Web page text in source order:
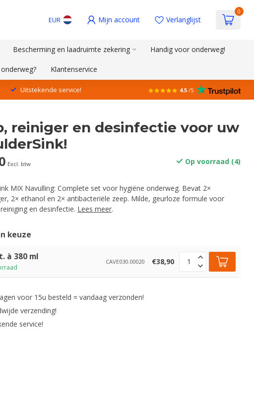
EUR Mijn account Verlanglijst
0
Bescherming en laadruimte zekering Handig voor onderweg!
Klantenservice
Uitstekende service! 4.5 /5
reiniger en desinfectie voor uw
Excl. btw Op voorraad (4)
MIX Navulling: Complete set voor hygiëne onderweg. Bevat 2×
2× ethanol en 2× antibacteriële zeep. Milde, geurloze formule voor
en desinfectie. Lees meer.
keuze
à 380 ml CAVE030.00020 €38,90
voor 15u besteld = vandaag verzonden!
verzending!
service!